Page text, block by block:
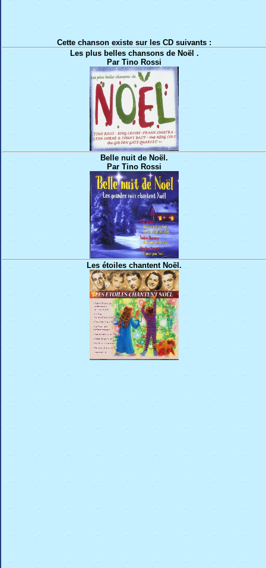
Cette chanson existe sur les CD suivants :
Les plus belles chansons de Noël .
Par Tino Rossi
Belle nuit de Noël.
Par Tino Rossi
Les étoiles chantent Noël.